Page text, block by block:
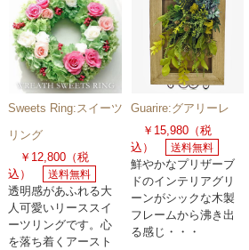
Sweets Ring:スイーツ
リング
￥12,800（税
込）
送料無料
透明感があふれる大
人可愛いリーススイ
ーツリングです。心
を落ち着くアースト
Guarire:グアリーレ
￥15,980（税
込）
送料無料
鮮やかなプリザーブ
ドのインテリアグリ
ーンがシックな木製
フレームから沸き出
る感じ・・・